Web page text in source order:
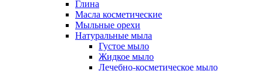
Глина
Масла косметические
Мыльные орехи
Натуральные мыла
Густое мыло
Жидкое мыло
Лечебно-косметическое мыло